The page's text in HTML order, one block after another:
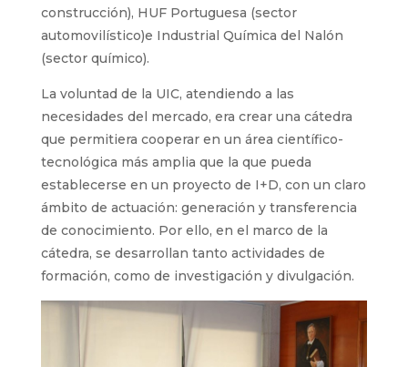
construcción), HUF Portuguesa (sector
automovilístico)e Industrial Química del Nalón
(sector químico).
La voluntad de la UIC, atendiendo a las
necesidades del mercado, era crear una cátedra
que permitiera cooperar en un área científico-
tecnológica más amplia que la que pueda
establecerse en un proyecto de I+D, con un claro
ámbito de actuación: generación y transferencia
de conocimiento. Por ello, en el marco de la
cátedra, se desarrollan tanto actividades de
formación, como de investigación y divulgación.